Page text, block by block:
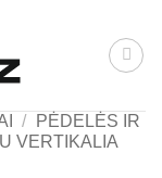
/
PĖDELĖS IR
VERTIKALIA